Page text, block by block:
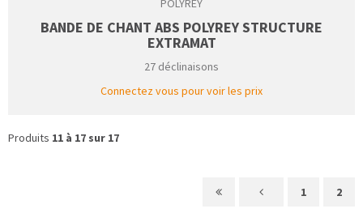
POLYREY
BANDE DE CHANT ABS POLYREY STRUCTURE
EXTRAMAT
27 déclinaisons
Connectez vous pour voir les prix
Produits 11 à 17 sur 17
1 2